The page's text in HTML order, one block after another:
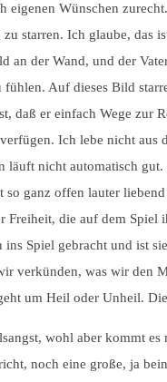
eigenen Wünschen
starren. Ich glaube, das
an der Wand, und der
Auf dieses Bild
daß er einfach Wege zur
Ich lebe nicht
läuft nicht automatisch
ganz offen lauter
die auf dem Spiel
Spiel gebracht und ist
verkünden, was wir den
um Heil oder Unheil.
wohl aber kommt
noch eine große, ja